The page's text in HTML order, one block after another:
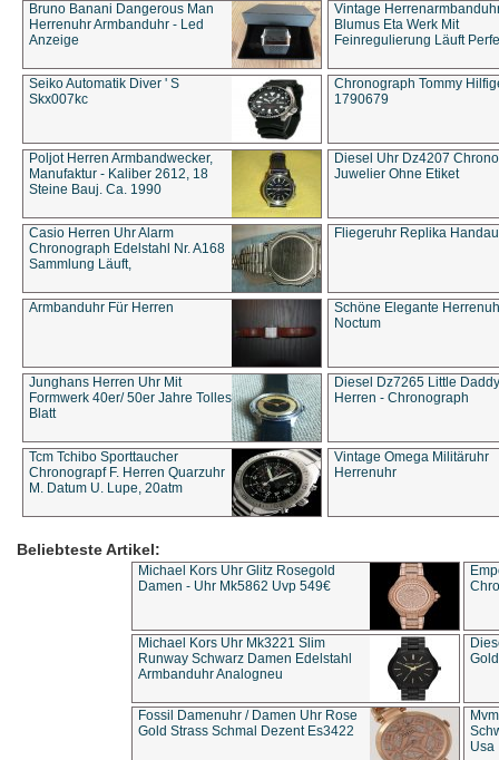
Bruno Banani Dangerous Man
Herrenuhr Armbanduhr - Led
Anzeige
Vintage
Blumus Eta Werk Mit
Feinregulierung Läuft
Seiko Automatik Diver ' S
Skx007kc
Chronograph Tommy
1790679
Poljot Herren Armbandwecker,
Manufaktur - Kaliber 2612, 18
Steine Bauj. Ca. 1990
Diesel Uhr Dz4207
Juwelier Ohne Etiket
Casio Herren Uhr Alarm
Chronograph Edelstahl Nr. A168
Sammlung Läuft,
Fliegeruhr Replika
Armbanduhr Für Herren
Schöne Elegante
Noctum
Junghans Herren Uhr Mit
Formwerk 40er/ 50er Jahre Tolles
Blatt
Diesel Dz7265 Little Daddy
Herren - Chronograph
Tcm Tchibo Sporttaucher
Chronograpf F. Herren Quarzuhr
M. Datum U. Lupe, 20atm
Vintage Omega Militäruhr
Herrenuhr
Beliebteste Artikel:
Michael Kors Uhr Glitz Rosegold
Damen - Uhr Mk5862 Uvp 549€
Michael Kors Uhr Mk3221 Slim
Runway Schwarz Damen Edelstahl
Armbanduhr Analogneu
Fossil Damenuhr / Damen Uhr Rose
Gold Strass Schmal Dezent Es3422
Usa